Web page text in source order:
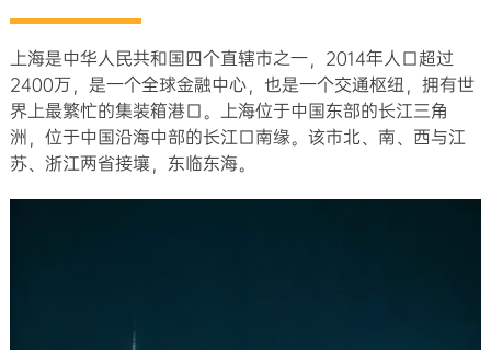
上海是中华人民共和国四个直辖市之一，2014年人口超过
2400万，是一个全球金融中心，也是一个交通枢纽，拥有世
界上最繁忙的集装箱港口。上海位于中国东部的长江三角
洲，位于中国沿海中部的长江口南缘。该市北、南、西与江
苏、浙江两省接壤，东临东海。